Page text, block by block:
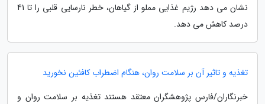
نشان می دهد رژیم غذایی مملو از گیاهان، خطر نارسایی قلبی را تا 41
درصد کاهش می دهد.
تغذیه و تاثیر آن بر سلامت روان، هنگام اضطراب کافئین نخورید
خبرنگاران/فارس پژوهشگران معتقد هستند تغذیه بر سلامت روان و